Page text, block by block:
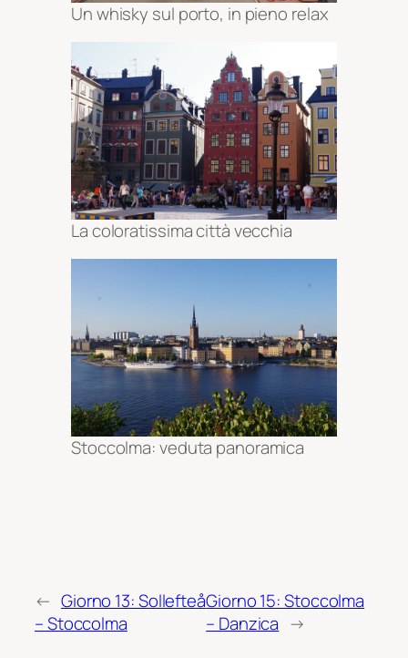
Un whisky sul porto, in pieno relax
La coloratissima città vecchia
Stoccolma: veduta panoramica
← Giorno 13: Sollefteå
– Stoccolma
Giorno 15: Stoccolma
– Danzica →